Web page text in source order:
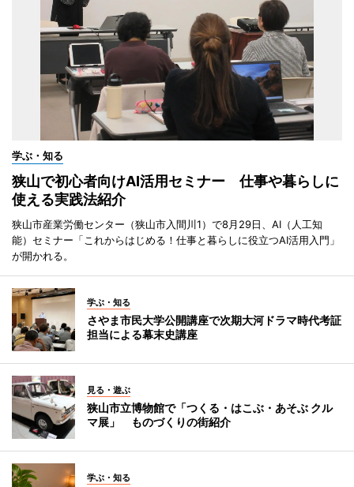
学ぶ・知る
狭山で初心者向けAI活用セミナー 仕事や暮らしに
使える実践法紹介
狭山市産業労働センター（狭山市入間川1）で8月29日、AI（人工知
能）セミナー「これからはじめる！仕事と暮らしに役立つAI活用入門」
が開かれる。
学ぶ・知る
さやま市民大学公開講座で次期大河ドラマ時代考証
担当による幕末史講座
見る・遊ぶ
狭山市立博物館で「つくる・はこぶ・あそぶ クル
マ展」 ものづくりの街紹介
学ぶ・知る